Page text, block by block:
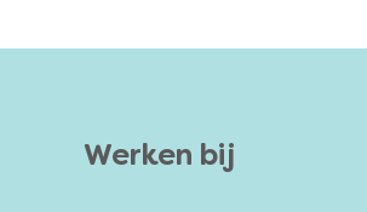
Werken bij